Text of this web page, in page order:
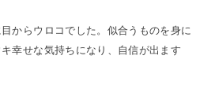
からウロコでした。似合うものを身に
幸せな気持ちになり、自信が出ます